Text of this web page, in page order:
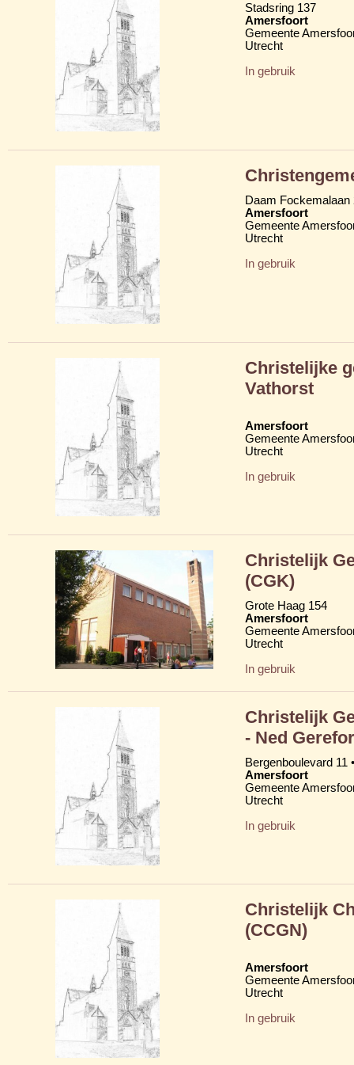
Stadsring 137
Amersfoort
Gemeente
Utrecht
In gebruik
Daam Fockemalaan
Amersfoort
Gemeente
Utrecht
In gebruik
Christelijke
Vathorst
Amersfoort
Gemeente
Utrecht
In gebruik
Christelijk
(CGK)
Grote Haag 154
Amersfoort
Gemeente
Utrecht
In gebruik
Christelijk
- Ned
Bergenboulevard 11
Amersfoort
Gemeente
Utrecht
In gebruik
Christelijk
(CCGN)
Amersfoort
Gemeente
Utrecht
In gebruik